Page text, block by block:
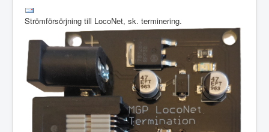
Strömförsörjning till LocoNet, sk. terminering.